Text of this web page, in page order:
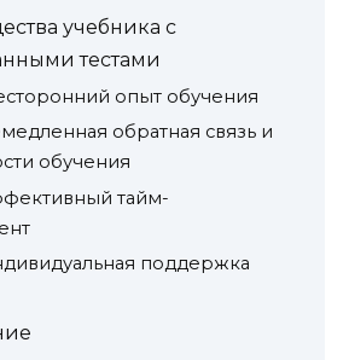
учебника с
тестами
опыт обучения
обратная связь и
обучения
тайм-
поддержка